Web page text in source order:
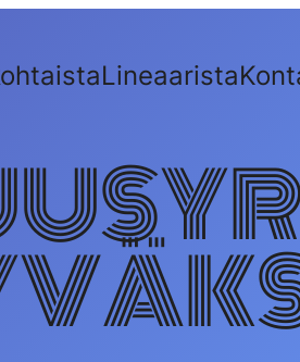
Lineaarista